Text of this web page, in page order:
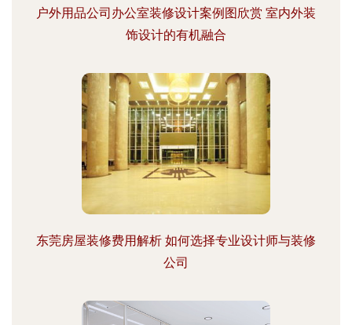
户外用品公司办公室装修设计案例图欣赏 室内外装
饰设计的有机融合
东莞房屋装修费用解析 如何选择专业设计师与装修
公司